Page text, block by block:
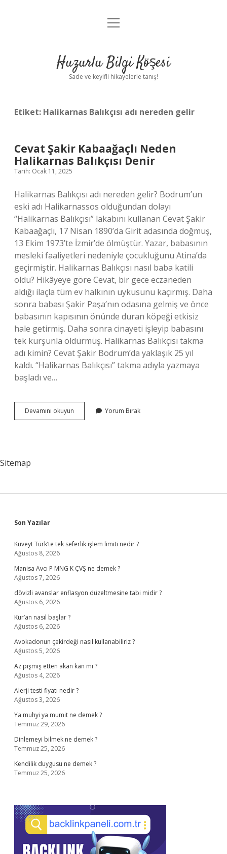
Anasayfa
Yasal Uyarı
menüyü
Huzurlu Bilgi Köşesi
Sade ve keyifli hikayelerle tanış!
Etiket: Halikarnas Balıkçısı adı nereden gelir
Cevat Şakir Kabaağaçlı Neden
Halikarnas Balıkçısı Denir
Tarih: Ocak 11, 2025
Halikarnas Balıkçısı adı nereden gelir? Bodrum’un
eski adı Halikarnassos olduğundan dolayı
“Halikarnas Balıkçısı” lakabını kullanan Cevat Şakir
Kabaağaçlı, 17 Nisan 1890’da Girit adasında doğmuş,
13 Ekim 1973’te İzmir’de ölmüştür. Yazar, babasının
mesleki faaliyetleri nedeniyle çocukluğunu Atina’da
geçirmiştir. Halikarnas Balıkçısı nasıl baba katili
oldu? Hikâyeye göre Cevat, bir gece eczaneden
aldığı ilaçla tüm ev halkının uykusunu kaçırmış. Daha
sonra babası Şakir Paşa’nın odasına gelmiş ve önce
babasının kapısının önünde duran köpeği etkisiz
hale getirmiş. Daha sonra cinayeti işleyip babasını
tek kurşunla öldürmüş. Halikarnas Balıkçısı takma
adı kimin? Cevat Şakir Bodrum’da yaklaşık 25 yıl
kaldı. “Halikarnas Balıkçısı” takma adıyla yazmaya
başladı ve…
Devamını okuyun
Şakir
Yorum Bırak
Sitemap
Sidebar
Son Yazılar
Kuveyt Türk’te tek seferlik işlem limiti nedir ?
Ağustos 8, 2026
Manisa Avcı P MNG K ÇVŞ ne demek ?
Ağustos 7, 2026
dövizli avanslar enflasyon düzeltmesine tabi midir ?
Ağustos 6, 2026
Kur’an nasıl başlar ?
Ağustos 6, 2026
Avokadonun çekirdeği nasıl kullanabiliriz ?
Ağustos 5, 2026
Az pişmiş etten akan kan mı ?
Ağustos 4, 2026
Alerji testi fiyatı nedir ?
Ağustos 3, 2026
Ya muhyi ya mumit ne demek ?
Temmuz 29, 2026
Dinlemeyi bilmek ne demek ?
Temmuz 25, 2026
Kendilik duygusu ne demek ?
Temmuz 25, 2026